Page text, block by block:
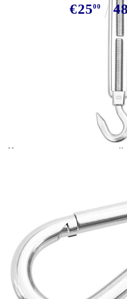
€2500
В
Време за
Безплатна доставка до адрес
Материал:
Купи на изплащане
Credit calculator
Комплект аксесоари за
12 части
Please select credit institution
Цена на продукта:
Extraction of information from
Предоставената таблица е с
Добавете продукта в